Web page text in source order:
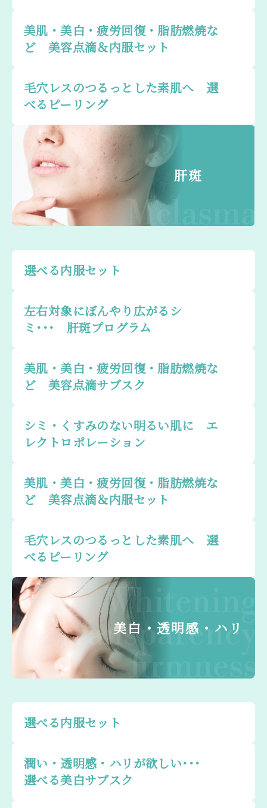
美肌・美白・疲労回復・脂肪燃焼な
ど 美容点滴＆内服セット
毛穴レスのつるっとした素肌へ 選
べるピーリング
Melasma
肝斑
選べる内服セット
左右対象にぼんやり広がるシ
ミ･･･ 肝斑プログラム
美肌・美白・疲労回復・脂肪燃焼な
ど 美容点滴サブスク
シミ・くすみのない明るい肌に エ
レクトロポレーション
美肌・美白・疲労回復・脂肪燃焼な
ど 美容点滴＆内服セット
毛穴レスのつるっとした素肌へ 選
べるピーリング
Whitening
transparency
firmness
美白・透明感・ハリ
選べる内服セット
潤い・透明感・ハリが欲しい･･･
選べる美白サブスク